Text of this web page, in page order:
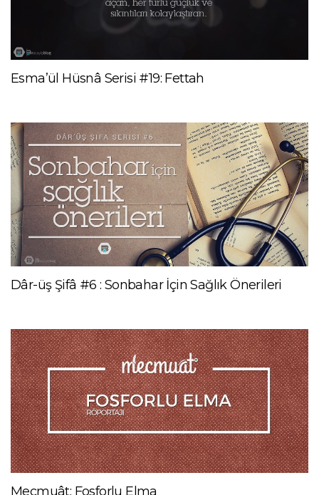
Esma’ül Hüsnâ Serisi #19: Fettah
Dâr-üş Şifâ #6 : Sonbahar İçin Sağlık Önerileri
Mecmuât: Fosforlu Elma